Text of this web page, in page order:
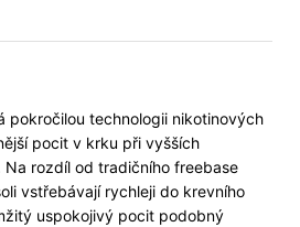
pokročilou technologii nikotinových
pocit v krku při vyšších
rozdíl od tradičního freebase
vstřebávají rychleji do krevního
uspokojivý pocit podobný